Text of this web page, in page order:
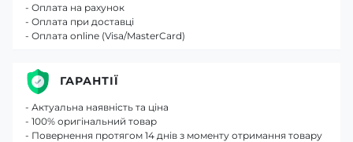
- Оплата на рахунок
- Оплата при доставці
- Оплата online (Visa/MasterCard)
ГАРАНТІЇ
- Актуальна наявність та ціна
- 100% оригінальний товар
- Повернення протягом 14 днів з моменту отримання товару